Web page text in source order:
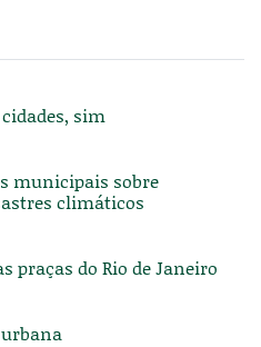
sim
municipais sobre
climáticos
praças do Rio de Janeiro